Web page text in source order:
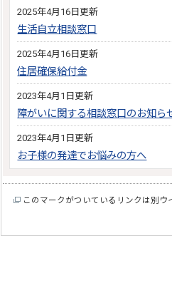
2025年4月16日更新
生活自立相談窓口
2025年4月16日更新
住居確保給付金
2023年4月1日更新
障がいに関する相談窓口のお知ら
2023年4月1日更新
お子様の発達でお悩みの方へ
このマークがついているリンクは別ウ